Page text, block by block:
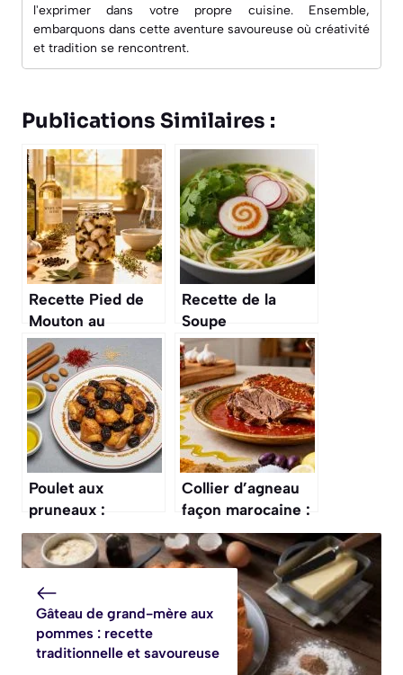
l'exprimer dans votre propre cuisine. Ensemble,
embarquons dans cette aventure savoureuse où créativité
et tradition se rencontrent.
Publications Similaires :
Recette Pied de
Mouton au
Vinaigre : saveurs
Authentiques
Recette de la
Soupe
Saigonnaise Hu
Tieu : saveurs
Vietnamiennes
Authentiques
Poulet aux
pruneaux :
spécialité
marocaine
savoureuse
Collier d’agneau
façon marocaine :
saveurs à la
tomate et paprika
Gâteau de grand-mère aux
pommes : recette
traditionnelle et savoureuse